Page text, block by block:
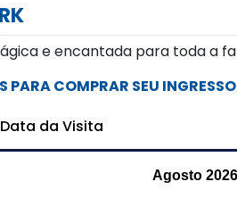
e encantada para toda a
PARA COMPRAR SEU
da Visita
Agosto 2026